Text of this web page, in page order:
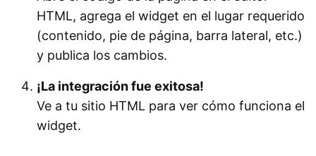
HTML, agrega el widget en el lugar requerido
(contenido, pie de página, barra lateral, etc.)
y publica los cambios.
¡La integración fue exitosa!
Ve a tu sitio HTML para ver cómo funciona el
widget.